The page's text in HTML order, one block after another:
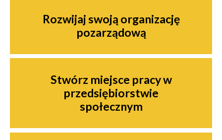
Rozwijaj swoją organizację
pozarządową
Stwórz miejsce pracy w
przedsiębiorstwie
społecznym